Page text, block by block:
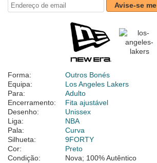
Avise-se me
Forma:
Outros Bonés
Equipa:
Los Angeles Lakers
Para:
Adulto
Encerramento:
Fita ajustável
Desenho:
Unissex
Liga:
NBA
Pala:
Curva
Silhueta:
9FORTY
Cor:
Preto
Condição:
Nova; 100% Autêntico